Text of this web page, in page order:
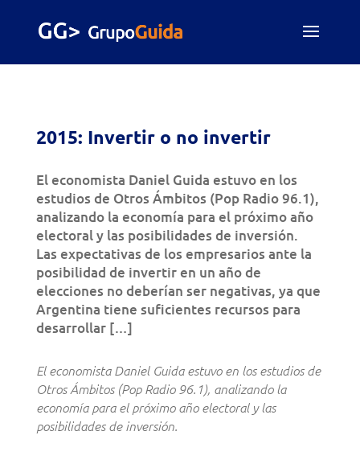
2015: Invertir o no invertir
El economista Daniel Guida estuvo en los
estudios de Otros Ámbitos (Pop Radio 96.1),
analizando la economía para el próximo año
electoral y las posibilidades de inversión.
Las expectativas de los empresarios ante la
posibilidad de invertir en un año de
elecciones no deberían ser negativas, ya que
Argentina tiene suficientes recursos para
desarrollar […]
El economista Daniel Guida estuvo en los estudios de
Otros Ámbitos (Pop Radio 96.1), analizando la
economía para el próximo año electoral y las
posibilidades de inversión.